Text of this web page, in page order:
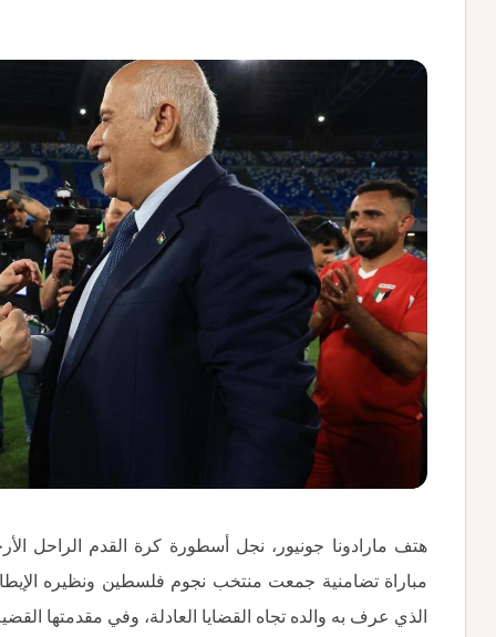
هتف مارادونا جونيور، نجل أسطورة كرة القدم الراحل
مباراة تضامنية جمعت منتخب نجوم فلسطين ونظيره
الذي عرف به والده تجاه القضايا العادلة، وفي مقدمتها